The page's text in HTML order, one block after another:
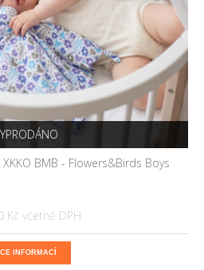
BMB - Flowers&Birds Boys
Kč
INFORMACÍ